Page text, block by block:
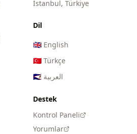
İstanbul, Türkiye
Dil
🇬🇧 English
🇹🇷 Türkçe
🇸🇦 العربية
Destek
Kontrol Paneli
Yorumlar